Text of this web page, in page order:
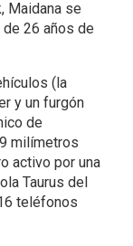
Maidana se
de 26 años de
(la
y un furgón
de
milímetros
activo por una
Taurus del
teléfonos